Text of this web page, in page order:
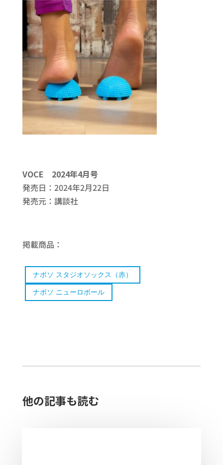
VOCE 2024年4月号
発売日：2024年2月22日
発売元：講談社
掲載商品：
ナボソ スタジオソックス（赤）
ナボソ ニューロボール
他の記事も読む​